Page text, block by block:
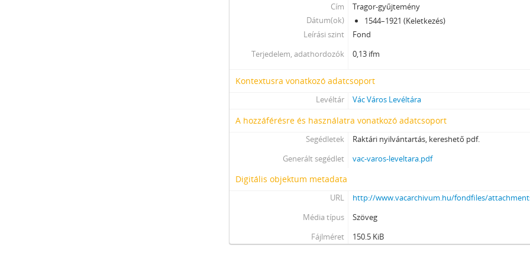
Cím
Tragor-gyűjtemény
Dátum(ok)
1544–1921 (Keletkezés)
Leírási szint
Fond
Terjedelem, adathordozók
0,13 ifm
Kontextusra vonatkozó adatcsoport
Levéltár Vác Város Levéltára
A hozzáférésre és használatra vonatkozó adatcsoport
Segédletek
Raktári nyilvántartás, kereshető pdf.
Generált segédlet
vac-varos-leveltara.pdf
Digitális objektum metadata
URL
http://www.vacarchivum.hu/fondfiles/
Média típus
Szöveg
Fájlméret
150.5 KiB